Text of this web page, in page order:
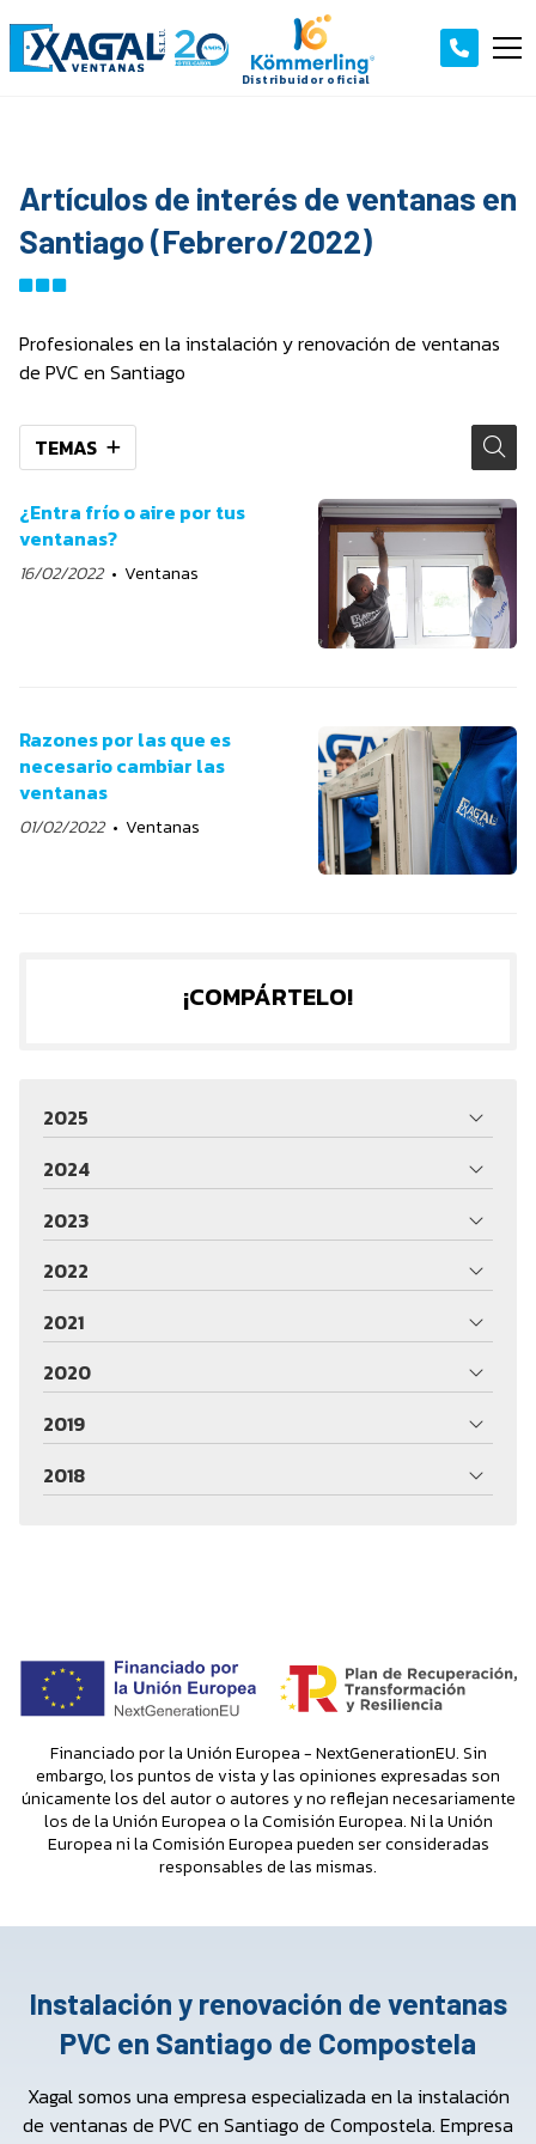
Artículos de interés de ventanas en
Santiago (Febrero/2022)
Profesionales en la instalación y renovación de ventanas
de PVC en Santiago
TEMAS
¿Entra frío o aire por tus
ventanas?
16/02/2022 Ventanas
Razones por las que es
necesario cambiar las
ventanas
01/02/2022 Ventanas
¡COMPÁRTELO!
2025
2024
2023
2022
2021
2020
2019
2018
Financiado por la Unión Europea - NextGenerationEU. Sin
embargo, los puntos de vista y las opiniones expresadas son
únicamente los del autor o autores y no reflejan necesariamente
los de la Unión Europea o la Comisión Europea. Ni la Unión
Europea ni la Comisión Europea pueden ser consideradas
responsables de las mismas.
Instalación y renovación de ventanas
PVC en Santiago de Compostela
Xagal somos una empresa especializada en la instalación
de ventanas de PVC en Santiago de Compostela. Empresa